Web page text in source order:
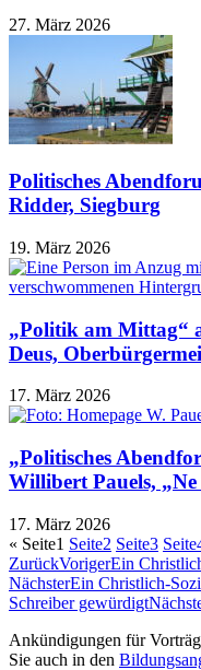
27. März 2026
Politisches
Ridder, Siegburg
19. März 2026
„Politik am Mittag“
Deus,
17. März 2026
„Politisches
Willibert Pauels,
17. März 2026
« Seite1 Seite2 Seite3 Seite
ZurückVorigerEin
NächsterEin Christlich-
Schreiber gewürdigt
Ankündigungen für
Sie auch in den